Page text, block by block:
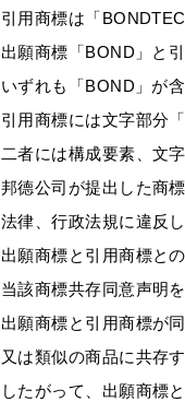
引用商標は「
出願商標「BOND」と
いずれも「BOND」が
引用商標には文字部分
二者には構成要素、文
邦德公司が提出した商
法律、行政法規に違反し
出願商標と引用商標と
当該商標共存同意声明
出願商標と引用商標が
又は類似の商品に共存
したがって、出願商標